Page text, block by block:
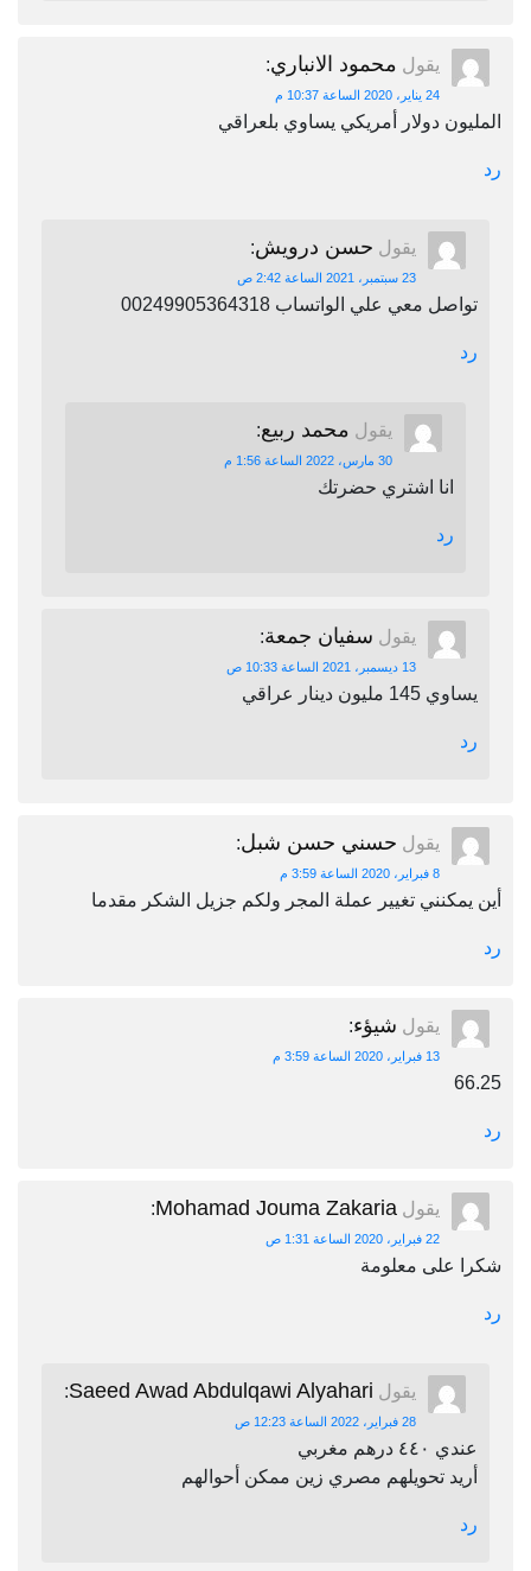
يقول محمود الانباري:
24 يناير، 2020 الساعة 10:37 م
المليون دولار أمريكي يساوي بلعراقي
رد
يقول حسن درويش:
23 سبتمبر، 2021 الساعة 2:42 ص
تواصل معي علي الواتساب 00249905364318
رد
يقول محمد ربيع:
30 مارس، 2022 الساعة 1:56 م
انا اشتري حضرتك
رد
يقول سفيان جمعة:
13 ديسمبر، 2021 الساعة 10:33 ص
يساوي 145 مليون دينار عراقي
رد
يقول حسني حسن شبل:
8 فبراير، 2020 الساعة 3:59 م
أين يمكنني تغيير عملة المجر ولكم جزيل الشكر مقدما
رد
يقول شيؤء:
13 فبراير، 2020 الساعة 3:59 م
66.25
رد
يقول Mohamad Jouma Zakaria
:
22 فبراير، 2020 الساعة 1:31 ص
شكرا على معلومة
رد
يقول Saeed Awad Abdulqawi Alyahari
:
28 فبراير، 2022 الساعة 12:23 ص
عندي ٤٤٠ درهم مغربي
أريد تحويلهم مصري زين ممكن أحوالهم
رد